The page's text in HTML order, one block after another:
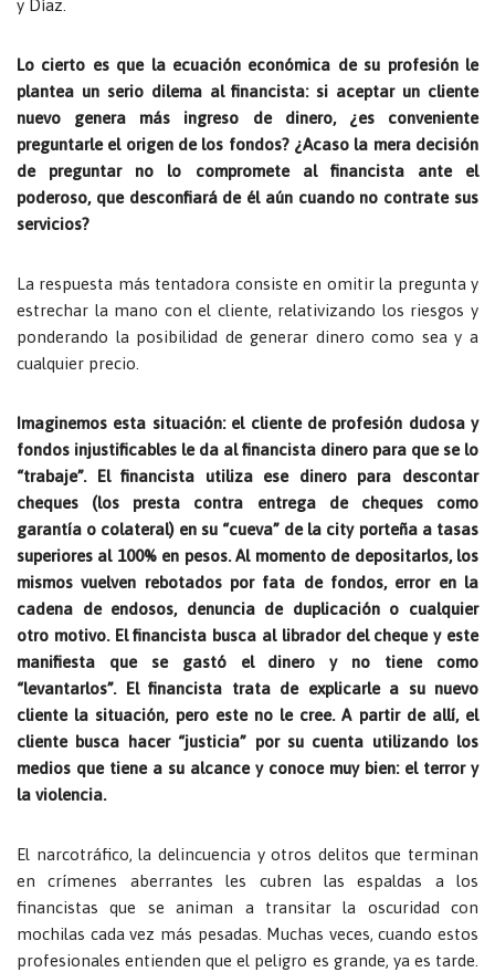
y Díaz.
Lo cierto es que la ecuación económica de su profesión le
plantea un serio dilema al financista: si aceptar un cliente
nuevo genera más ingreso de dinero, ¿es conveniente
preguntarle el origen de los fondos? ¿Acaso la mera decisión
de preguntar no lo compromete al financista ante el
poderoso, que desconfiará de él aún cuando no contrate sus
servicios?
La respuesta más tentadora consiste en omitir la pregunta y
estrechar la mano con el cliente, relativizando los riesgos y
ponderando la posibilidad de generar dinero como sea y a
cualquier precio.
Imaginemos esta situación: el cliente de profesión dudosa y
fondos injustificables le da al financista dinero para que se lo
“trabaje”. El financista utiliza ese dinero para descontar
cheques (los presta contra entrega de cheques como
garantía o colateral) en su “cueva” de la city porteña a tasas
superiores al 100% en pesos. Al momento de depositarlos, los
mismos vuelven rebotados por fata de fondos, error en la
cadena de endosos, denuncia de duplicación o cualquier
otro motivo. El financista busca al librador del cheque y este
manifiesta que se gastó el dinero y no tiene como
“levantarlos”. El financista trata de explicarle a su nuevo
cliente la situación, pero este no le cree. A partir de allí, el
cliente busca hacer “justicia” por su cuenta utilizando los
medios que tiene a su alcance y conoce muy bien: el terror y
la violencia.
El narcotráfico, la delincuencia y otros delitos que terminan
en crímenes aberrantes les cubren las espaldas a los
financistas que se animan a transitar la oscuridad con
mochilas cada vez más pesadas. Muchas veces, cuando estos
profesionales entienden que el peligro es grande, ya es tarde.